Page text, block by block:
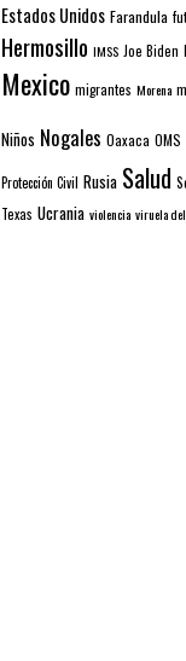
Estados Unidos Farandula
Hermosillo IMSS Joe Biden
Mexico migrantes Morena
Niños Nogales Oaxaca OMS
Protección Civil Rusia Salud
Texas Ucrania violencia viruela